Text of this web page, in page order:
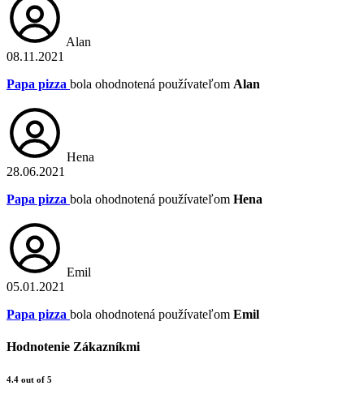
Alan
08.11.2021
Papa pizza bola ohodnotená používateľom Alan
Hena
28.06.2021
Papa pizza bola ohodnotená používateľom Hena
Emil
05.01.2021
Papa pizza bola ohodnotená používateľom Emil
Hodnotenie Zákazníkmi
4.4 out of 5